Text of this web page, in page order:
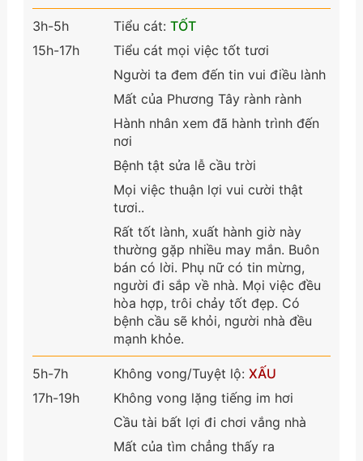
3h-5h
15h-17h
Tiểu cát: TỐT
Tiểu cát mọi việc tốt tươi
Người ta đem đến tin vui điều lành
Mất của Phương Tây rành rành
Hành nhân xem đã hành trình đến
nơi
Bệnh tật sửa lễ cầu trời
Mọi việc thuận lợi vui cười thật
tươi..
Rất tốt lành, xuất hành giờ này
thường gặp nhiều may mắn. Buôn
bán có lời. Phụ nữ có tin mừng,
người đi sắp về nhà. Mọi việc đều
hòa hợp, trôi chảy tốt đẹp. Có
bệnh cầu sẽ khỏi, người nhà đều
mạnh khỏe.
5h-7h
17h-19h
Không vong/Tuyệt lộ: XẤU
Không vong lặng tiếng im hơi
Cầu tài bất lợi đi chơi vắng nhà
Mất của tìm chẳng thấy ra